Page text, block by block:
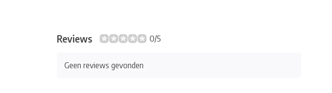
Reviews 0/5
Geen reviews gevonden